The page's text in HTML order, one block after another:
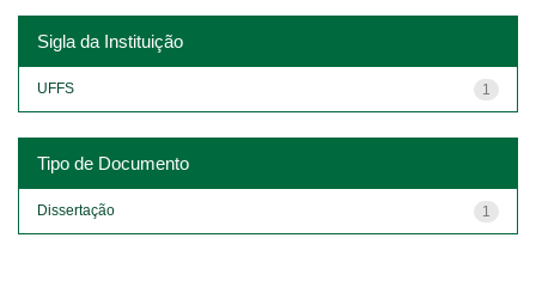
Sigla da Instituição
1
UFFS
Tipo de Documento
1
Dissertação